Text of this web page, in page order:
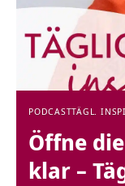
PODCASTTÄGL.
Öffne
klar –